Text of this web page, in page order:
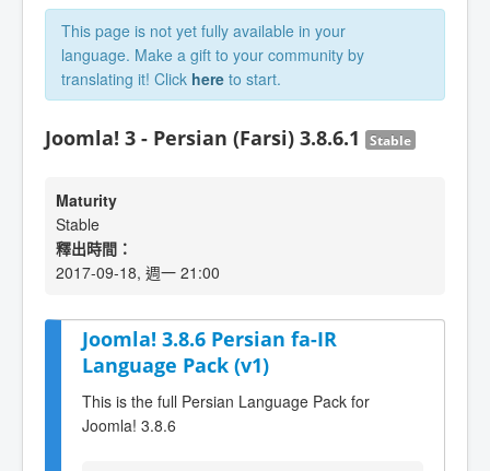
This page is not yet fully available in your
language. Make a gift to your community by
translating it! Click here to start.
Joomla! 3 - Persian (Farsi) 3.8.6.1 Stable
Maturity
Stable
釋出時間：
2017-09-18, 週一 21:00
Joomla! 3.8.6 Persian fa-IR
Language Pack (v1)
This is the full Persian Language Pack for
Joomla! 3.8.6